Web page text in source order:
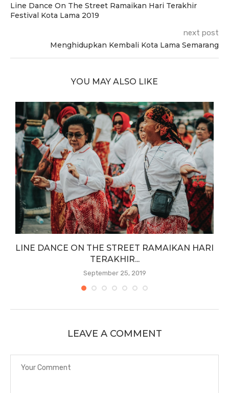
Line Dance On The Street Ramaikan Hari Terakhir
Festival Kota Lama 2019
next post
Menghidupkan Kembali Kota Lama Semarang
YOU MAY ALSO LIKE
LINE DANCE ON THE STREET RAMAIKAN HARI
TERAKHIR...
September 25, 2019
LEAVE A COMMENT